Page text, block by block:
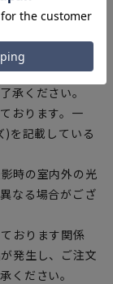
い。
確認の上、ご購
のサイズ表に若
承ください。
おります。一
)を記載している
時の室内外の光
なる場合がござ
おります関係
発生し、ご注文
ください。